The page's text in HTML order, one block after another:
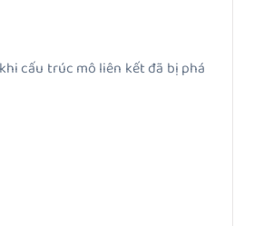
cấu trúc mô liên kết đã bị phá